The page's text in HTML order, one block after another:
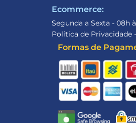
Ecommerce:
Segunda a Sexta - 08h
Política de Privacidade
Formas de
Olá 👋,